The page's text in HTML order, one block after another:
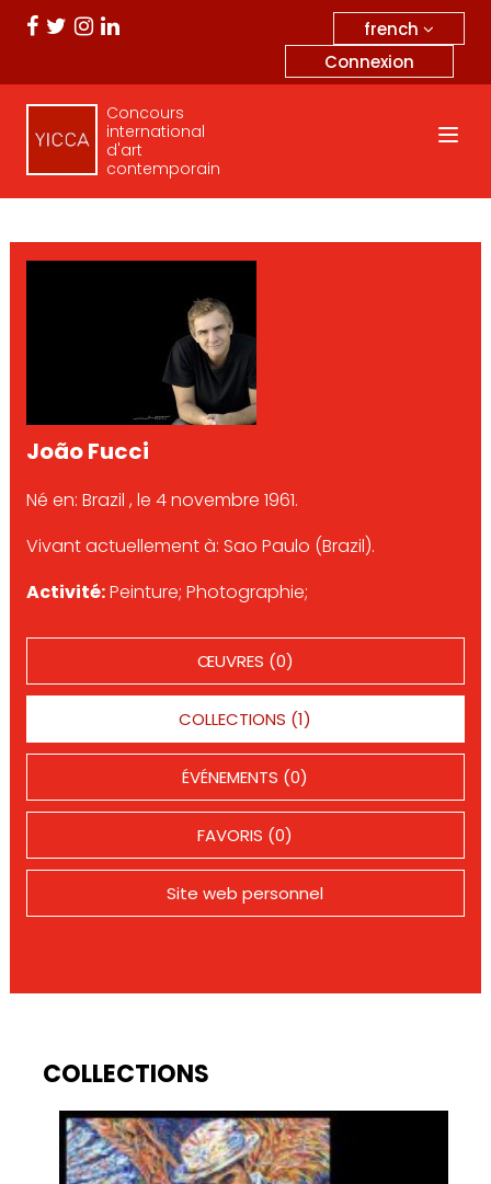
french
Connexion
Concours
international
d'art
contemporain
João Fucci
Né en: Brazil , le 4 novembre 1961.
Vivant actuellement à: Sao Paulo (Brazil).
Activité:Peinture; Photographie;
ŒUVRES (0)
COLLECTIONS (1)
ÉVÉNEMENTS (0)
FAVORIS (0)
Site web personnel
COLLECTIONS